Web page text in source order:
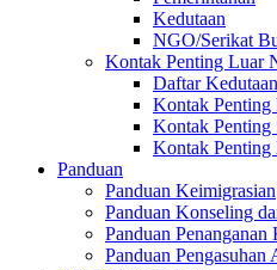
Kedutaan
NGO/Serikat
Kontak Penting Luar
Daftar
Kontak
Kontak Penting
Kontak Penting
Panduan
Panduan Keimigrasian
Panduan Konseling
Panduan Penanganan
Panduan Pengasuhan